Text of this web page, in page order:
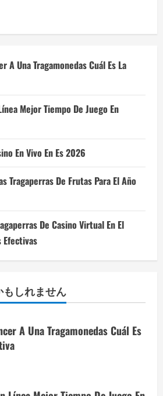
A Una Tragamonedas Cuál Es La
Mejor Tiempo De Juego En
En Vivo En Es 2026
Tragaperras De Frutas Para El Año
De Casino Virtual En El
しれません
A Una Tragamonedas Cuál Es